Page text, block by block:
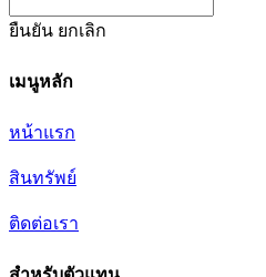
ยืนยัน ยกเลิก
เมนูหลัก
หน้าแรก
สินทรัพย์
ติดต่อเรา